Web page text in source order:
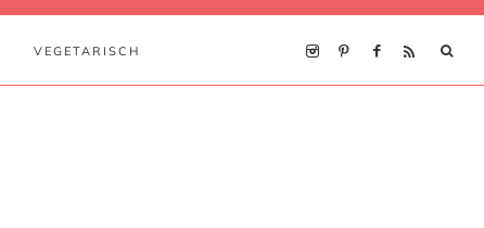
VEGETARISCH